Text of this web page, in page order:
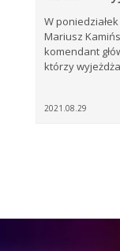
W
Mariusz
komendant
którzy
2021.08.29